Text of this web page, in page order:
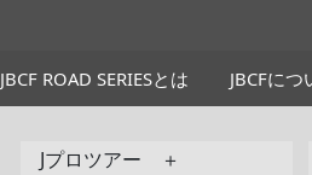
JBCF ROAD SERIESとは JBCFにつ
Jプロツアー ＋